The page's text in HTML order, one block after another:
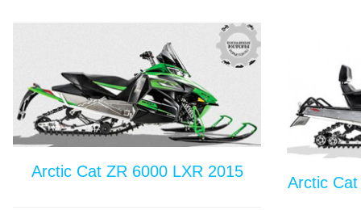
Arctic Cat ZR 6000 LXR 2015
Arctic